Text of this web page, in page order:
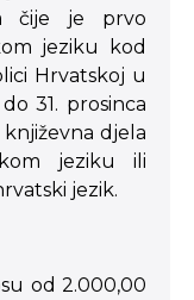
čije je prvo
jeziku kod
Hrvatskoj u
31. prosinca
djela
jeziku ili
jezik.
od 2.000,00